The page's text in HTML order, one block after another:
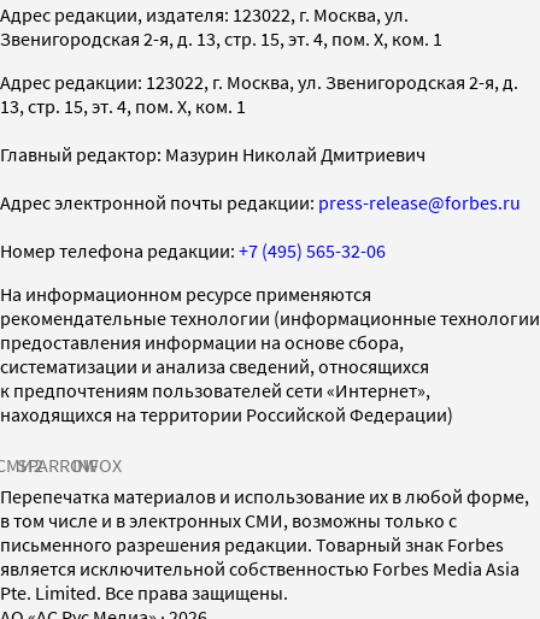
Адрес редакции, издателя: 123022, г. Москва, ул.
Звенигородская 2-я, д. 13, стр. 15, эт. 4, пом. X, ком. 1
Адрес редакции: 123022, г. Москва, ул. Звенигородская 2-я, д.
13, стр. 15, эт. 4, пом. X, ком. 1
Главный редактор: Мазурин Николай Дмитриевич
Адрес электронной почты редакции: press-release@forbes.ru
Номер телефона редакции: +7 (495) 565-32-06
На информационном ресурсе применяются
рекомендательные технологии (информационные технологии
предоставления информации на основе сбора,
систематизации и анализа сведений, относящихся
к предпочтениям пользователей сети «Интернет»,
находящихся на территории Российской Федерации)
SPARROWINFOX
Перепечатка материалов и использование их в любой форме,
в том числе и в электронных СМИ, возможны только с
письменного разрешения редакции. Товарный знак Forbes
является исключительной собственностью Forbes Media Asia
Pte. Limited. Все права защищены.